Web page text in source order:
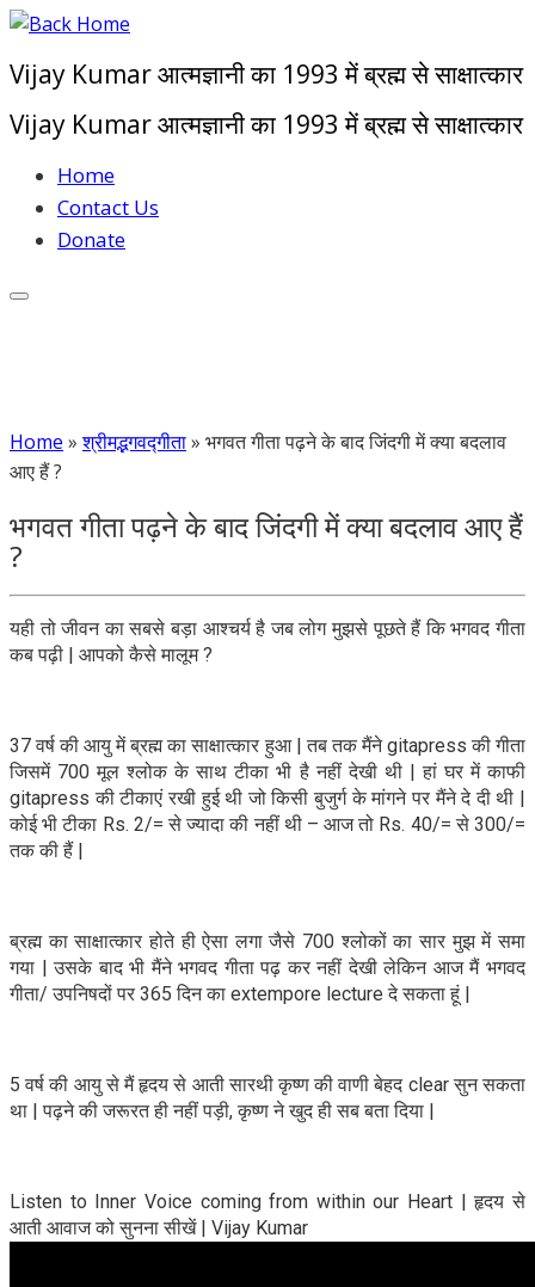
Skip
content
Vijay Kumar आत्मज्ञानी का 1993 में ब्रह्म से साक्षात्कार
Vijay Kumar आत्मज्ञानी का 1993 में ब्रह्म से साक्षात्कार
Home
Contact Us
Donate
Home » श्रीमद्भगवद्गीता» भगवत गीता पढ़ने के बाद जिंदगी में क्या बदलाव
आए हैं ?
भगवत गीता पढ़ने के बाद जिंदगी में क्या बदलाव आए हैं
?
यही तो जीवन का सबसे बड़ा आश्चर्य है जब लोग मुझसे पूछते हैं कि भगवद गीता
कब पढ़ी | आपको कैसे मालूम ?
37 वर्ष की आयु में ब्रह्म का साक्षात्कार हुआ | तब तक मैंने gitapress की गीता
जिसमें 700 मूल श्लोक के साथ टीका भी है नहीं देखी थी | हां घर में काफी
gitapress की टीकाएं रखी हुई थी जो किसी बुजुर्ग के मांगने पर मैंने दे दी थी |
कोई भी टीका Rs. 2/= से ज्यादा की नहीं थी – आज तो Rs. 40/= से 300/=
तक की हैं |
ब्रह्म का साक्षात्कार होते ही ऐसा लगा जैसे 700 श्लोकों का सार मुझ में समा
गया | उसके बाद भी मैंने भगवद गीता पढ़ कर नहीं देखी लेकिन आज मैं भगवद
गीता/ उपनिषदों पर 365 दिन का extempore lecture दे सकता हूं |
5 वर्ष की आयु से मैं हृदय से आती सारथी कृष्ण की वाणी बेहद clear सुन सकता
था | पढ़ने की जरूरत ही नहीं पड़ी, कृष्ण ने खुद ही सब बता दिया |
Listen to Inner Voice coming from within our Heart | हृदय से
आती आवाज को सुनना सीखें | Vijay Kumar